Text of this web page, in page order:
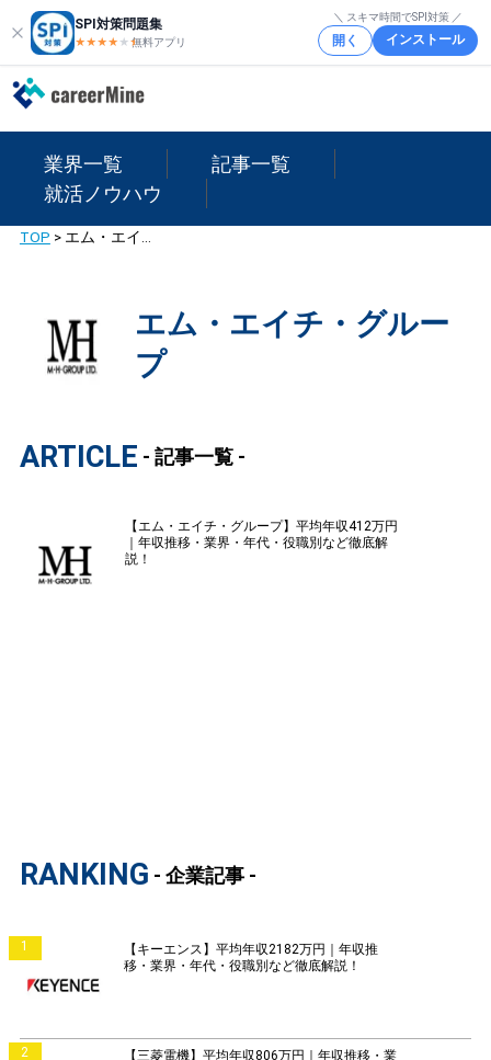
SPI対策問題集
★★★★ ★★
無料アプリ
＼ スキマ時間でSPI対策 ／
開く インストール
業界一覧
記事一覧
就活ノウハウ
TOP >
エム・エイチ・グルー
プ
ARTICLE - 記事一覧 -
【エム・エイチ・グループ】平均年収412万円
｜年収推移・業界・年代・役職別など徹底解
説！
RANKING - 企業記事 -
1
【キーエンス】平均年収2182万円｜年収推
移・業界・年代・役職別など徹底解説！
2
【三菱電機】平均年収806万円｜年収推移・業